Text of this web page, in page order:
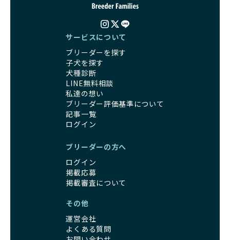
サービスについて
ブリーダーを探す
子犬を探す
犬種診断
LINE無料相談
私達の想い
ブリーダー評価基準について
記事一覧
ログイン
ブリーダーの方へ
ログイン
掲載応募
掲載審査について
その他
運営会社
よくある質問